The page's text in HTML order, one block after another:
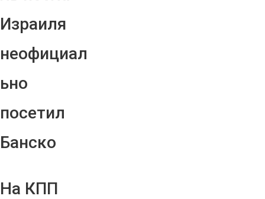
Израиля
неофициал
ьно
посетил
Банско
На КПП